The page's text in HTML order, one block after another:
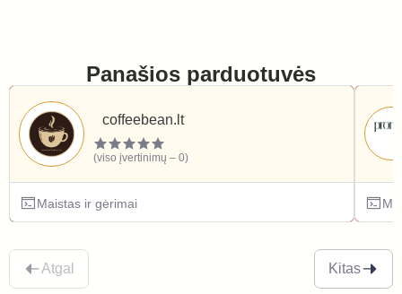
Panašios parduotuvės
coffeebean.lt
(viso įvertinimų – 0)
Maistas ir gėrimai
Atgal Kitas